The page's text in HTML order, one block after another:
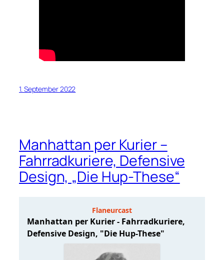
1. September 2022
Manhattan per Kurier –
Fahrradkuriere, Defensive
Design, „Die Hup-These“